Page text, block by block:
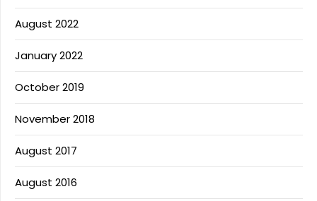
August 2022
January 2022
October 2019
November 2018
August 2017
August 2016